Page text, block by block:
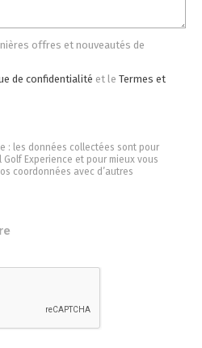
offres et nouveautés de
de confidentialité et le Termes et
: les données collectées sont pour
Experience et pour mieux vous
coordonnées avec d’autres